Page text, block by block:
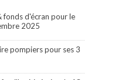
fonds d'écran pour le
2025
pompiers pour ses 3